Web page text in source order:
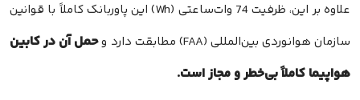
علاوه بر این، ظرفیت 74 وات‌ساعتی (Wh) این پاوربانک کاملاً با قوانین
سازمان هوانوردی بین‌المللی (FAA) مطابقت دارد و
حمل آن در کابین
هواپیما کاملاً بی‌خطر و مجاز است.